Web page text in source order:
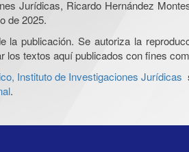
Jurídicas, Ricardo Hernández
de 2025.
publicación. Se autoriza la
los textos aquí publicados con fines
Instituto de Investigaciones Jurídicas
.